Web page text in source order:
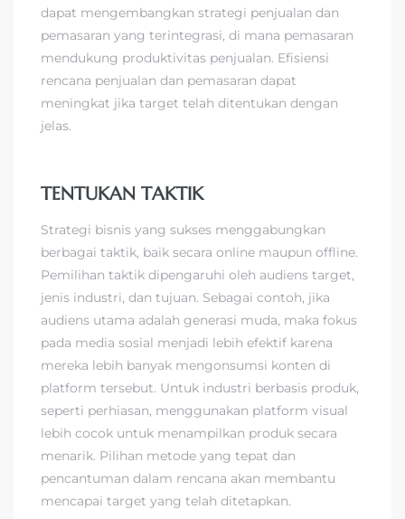
dapat mengembangkan strategi penjualan dan
pemasaran yang terintegrasi, di mana pemasaran
mendukung produktivitas penjualan. Efisiensi
rencana penjualan dan pemasaran dapat
meningkat jika target telah ditentukan dengan
jelas.
TENTUKAN TAKTIK
Strategi bisnis yang sukses menggabungkan
berbagai taktik, baik secara online maupun offline.
Pemilihan taktik dipengaruhi oleh audiens target,
jenis industri, dan tujuan. Sebagai contoh, jika
audiens utama adalah generasi muda, maka fokus
pada media sosial menjadi lebih efektif karena
mereka lebih banyak mengonsumsi konten di
platform tersebut. Untuk industri berbasis produk,
seperti perhiasan, menggunakan platform visual
lebih cocok untuk menampilkan produk secara
menarik. Pilihan metode yang tepat dan
pencantuman dalam rencana akan membantu
mencapai target yang telah ditetapkan.